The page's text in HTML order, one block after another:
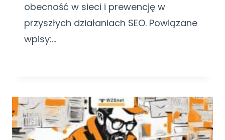
obecność w sieci i prewencję w
przyszłych działaniach SEO. Powiązane
wpisy:…